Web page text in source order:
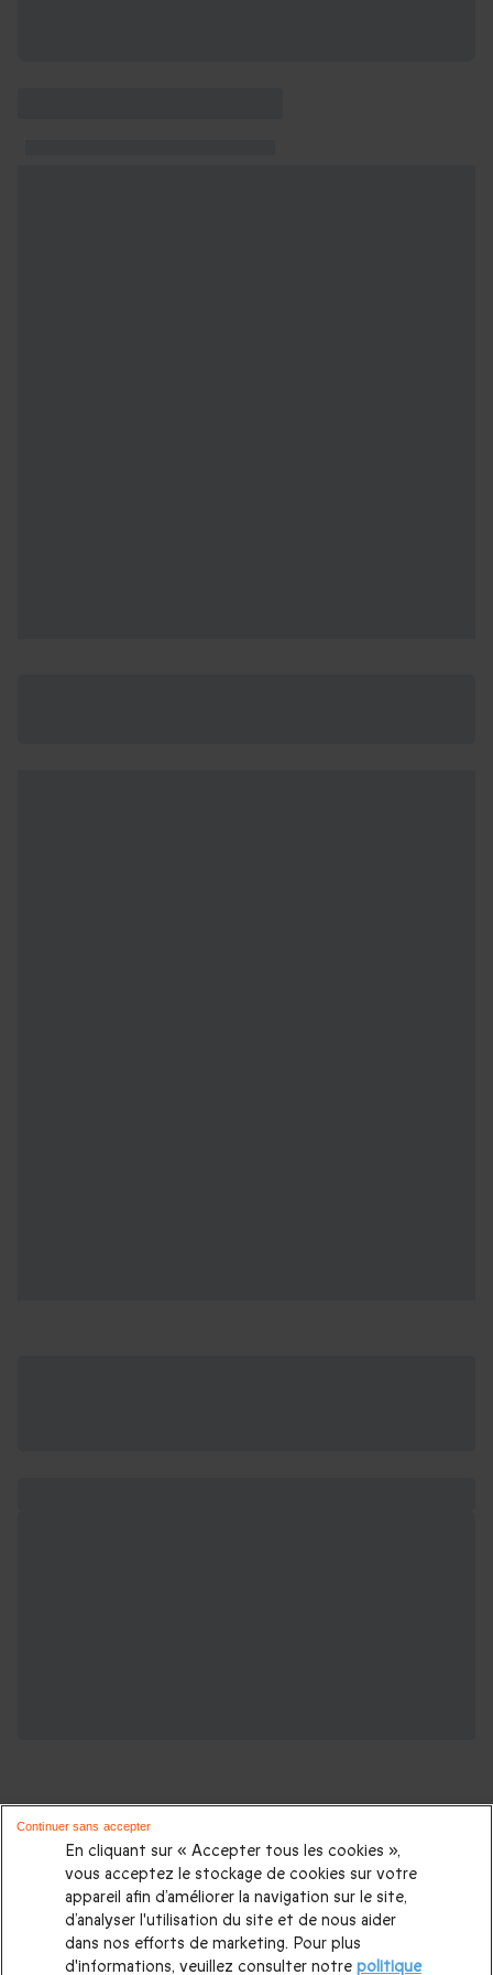
D'autres idées de week-ends :
Nuit dans un Château|Visite Château|Séjour Château
En cliquant sur « Accepter tous les cookies »,
vous acceptez le stockage de cookies sur votre
appareil afin d’améliorer la navigation sur le site,
d’analyser l'utilisation du site et de nous aider
dans nos efforts de marketing. Pour plus
d'informations, veuillez consulter notre politique
Continuer sans accepter